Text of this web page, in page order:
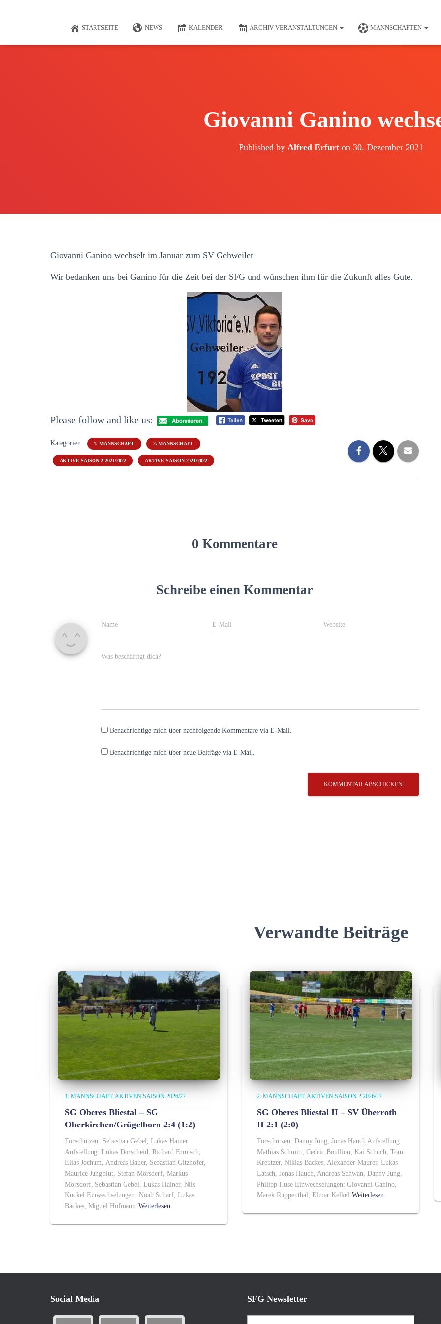
STARTSEITE NEWS KALENDER ARCHIV-VERANSTALTUNGEN MANNSCHAFTEN
Giovanni Ganino
Published by Alfred Erfurton 30. Dezember 2021
Giovanni Ganino wechselt im Januar zum SV Gehweiler
Wir bedanken uns bei Ganino für die Zeit bei der SFG und wünschen ihm für die Zukunft alles Gute.
Please follow and like us:
Kategorien: 1. MANNSCHAFT 2. MANNSCHAFT
AKTIVE SAISON 2 2021/2022 AKTIVE SAISON 2021/2022
0 Kommentare
Schreibe einen Kommentar
Name E-Mail Website
Was beschäftigt dich?
Benachrichtige mich über nachfolgende Kommentare via E-Mail.
Benachrichtige mich über neue Beiträge via E-Mail.
Verwandte Beiträge
1. MANNSCHAFT AKTIVEN SAISON 2026/27
SG Oberes Bliestal – SG
Oberkirchen/Grügelborn 2:4 (1:2)
Torschützen: Sebastian Gebel, Lukas Hainer
Aufstellung: Lukas Dorscheid, Richard Ermisch,
Elias Jochum, Andreas Bauer, Sebastian Gitzhofer,
Maurice Jungblut, Stefan Mörsdorf, Markus
Mörsdorf, Sebastian Gebel, Lukas Hainer, Nils
Kuckel Einwechselungen: Noah Scharf, Lukas
Backes, Miguel Hofmann Weiterlesen
2. MANNSCHAFT AKTIVEN SAISON 2 2026/27
SG Oberes Bliestal II – SV Überroth
II 2:1 (2:0)
Torschützen: Danny Jung, Jonas Hauch Aufstellung:
Mathias Schmitt, Cedric Boullion, Kai Schuch, Tom
Kreutzer, Niklas Backes, Alexander Maurer, Lukas
Latsch, Jonas Hauch, Andreas Schwan, Danny Jung,
Philipp Huse Einwechselungen: Giovanni Ganino,
Marek Ruppenthal, Elmar Kelkel Weiterlesen
Social Media SFG Newsletter